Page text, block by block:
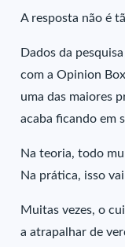
A resposta não é
Dados da
com a Opinion
uma das maiores
acaba ficando em
Na teoria, todo
Na prática, isso
Muitas vezes, o
a atrapalhar de